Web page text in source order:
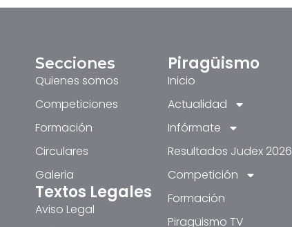
Secciones
Quienes somos
Competiciones
Formación
Circulares
Galeria
Textos Legales
Aviso Legal
Piragüismo
Inicio
Actualidad
Infórmate
Resultados Judex 2026
Competición
Formación
Piragüismo TV